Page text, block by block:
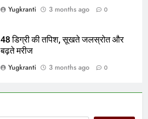
Yugkranti
3 months ago 0
48 डिग्री की तपिश, सूखते जलस्रोत और
बढ़ते मरीज
Yugkranti
3 months ago 0